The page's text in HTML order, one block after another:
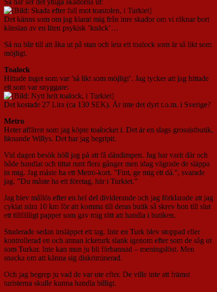
Så här ser det ytliga skadorna ut:
Det känns som om jag klarat mig från inre skador om vi räknar bort
känslan av en liten psykisk ’knäck’…
Så nu blir till att åka ut på stan och leta ett toalock som är så likt som
möjligt.
Toalock
Hittade inget som var ’så likt som möjligt’. Jag tycker att jag hittade
ett som var snyggare:
Det kostade 27 Lira (ca 130 SEK). Är inte det dyrt t.o.m. i Sverige?
Metro
Heter affären som jag köpte toalocket i. Det är en slags grossistbutik,
liknande Willys. Det har jag begripit.
Vid dagen besök höll jag på att få dåndimpen. Jag har varit där och
både handlat och tittat runt flera gånger men idag vägrade de släppa
in mig. Jag måste ha ett Metro-kort. ”Fint, ge mig ett då.”, svarade
jag. ”Du måste ha ett företag, här i Turkiet.”
Jag blev mållös efter en hel del dividerande och jag förklarade att jag
cyklat nära 10 km för att komma till deras butik så skrev hon till slut
ett tillfälligt papper som gav mig rätt att handla i butiken.
Studerade sedan insläppet ett tag. Inte en Turk blev stoppad eller
kontrollerad en och annan icketurk slank igenom efter som de såg ut
som Turkar. Inte kan man ju bli förbannad – meningslöst. Men
snacka om att känna sig diskriminerad.
Och jag begrep ju vad de var ute efter. De ville inte att främst
turisterna skulle kunna handla billigt.